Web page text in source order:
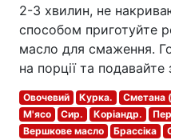
2-3 хвилин, не
способом приготуйте
масло для смаження.
на порції та
Овочевий Курка. Сметана
М'ясо
Сир. Коріандр.
Вершкове масло
Брассіка